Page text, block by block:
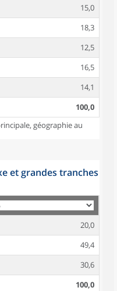
15,0
18,3
12,5
16,5
14,1
100,0
géographie au
et grandes tranches
20,0
49,4
30,6
100,0